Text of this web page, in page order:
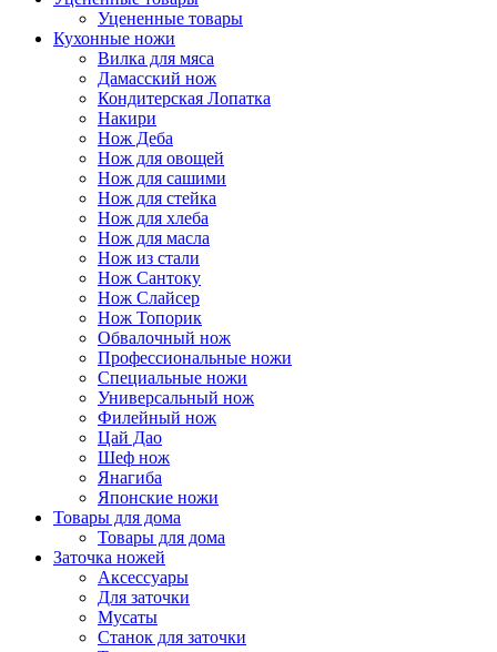
Уцененные товары
Кухонные ножи
Вилка для мяса
Дамасский нож
Кондитерская Лопатка
Накири
Нож Деба
Нож для овощей
Нож для сашими
Нож для стейка
Нож для хлеба
Нож для масла
Нож из стали
Нож Сантоку
Нож Слайсер
Нож Топорик
Обвалочный нож
Профессиональные ножи
Специальные ножи
Универсальный нож
Филейный нож
Цай Дао
Шеф нож
Янагиба
Японские ножи
Товары для дома
Товары для дома
Заточка ножей
Аксессуары
Для заточки
Мусаты
Станок для заточки